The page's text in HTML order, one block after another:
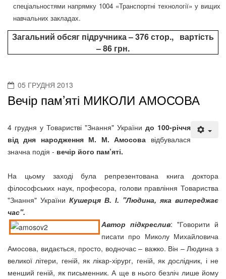
спеціальностями напрямку 1004 «Транспортні технології» у вищих
навчальних закладах.
Загальний обсяг підручника – 376 стор., вартість
–86 грн.
05 ГРУДНЯ 2013
Вечір пам’яті МИКОЛИ АМОСОВА
4 грудня у Товаристві "Знання" України до 100-річчя
від дня народження М. М. Амосова відбувалася
значна подія - вечір його пам’яті.
На цьому заході була репрезентована книга доктора
філософських наук, професора, голови правління Товариства
"Знання" України Кушерця В. І. "Людина, яка випереджає
час".
Автор підкреслив: "Говорити й
писати про Миколу Михайловича
Амосова, видається, просто, водночас – важко. Він – Людина з
великої літери, геній, як лікар-хірург, геній, як дослідник, і не
менший геній, як письменник. А ще в нього безліч лише йому